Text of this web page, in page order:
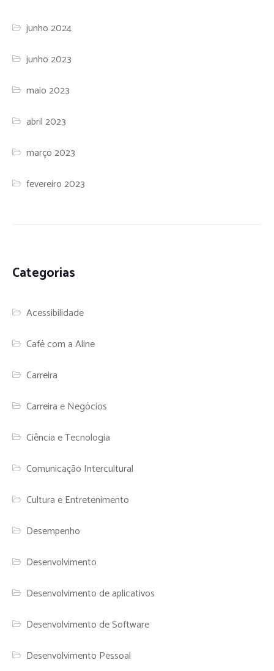
junho 2024
junho 2023
maio 2023
abril 2023
março 2023
fevereiro 2023
Categorias
Acessibilidade
Café com a Aline
Carreira
Carreira e Negócios
Ciência e Tecnologia
Comunicação Intercultural
Cultura e Entretenimento
Desempenho
Desenvolvimento
Desenvolvimento de aplicativos
Desenvolvimento de Software
Desenvolvimento Pessoal